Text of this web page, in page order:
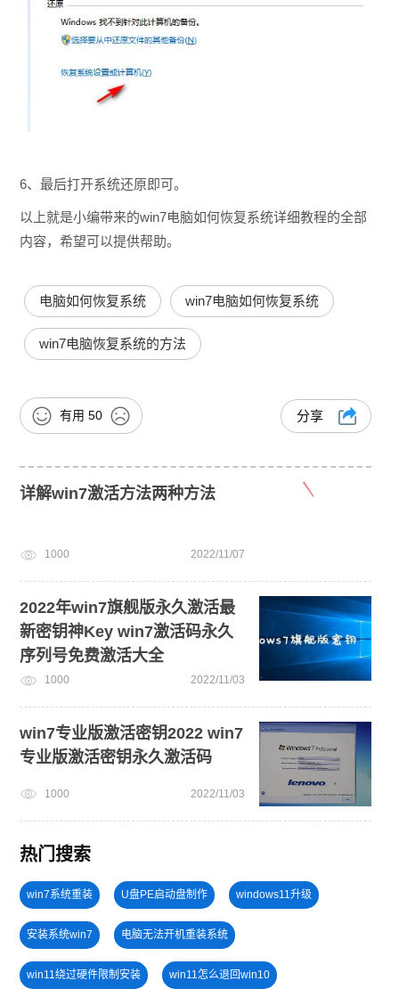
6、最后打开系统还原即可。
以上就是小编带来的win7电脑如何恢复系统详细教程的全部
内容，希望可以提供帮助。
电脑如何恢复系统 win7电脑如何恢复系统
win7电脑恢复系统的方法
有用 50 分享
详解win7激活方法两种方法
1000 2022/11/07
2022年win7旗舰版永久激活最
新密钥神Key win7激活码永久
序列号免费激活大全
1000 2022/11/03
win7专业版激活密钥2022 win7
专业版激活密钥永久激活码
1000 2022/11/03
热门搜索
win7系统重装 U盘PE启动盘制作 windows11升级
安装系统win7 电脑无法开机重装系统
win11绕过硬件限制安装 win11怎么退回win10